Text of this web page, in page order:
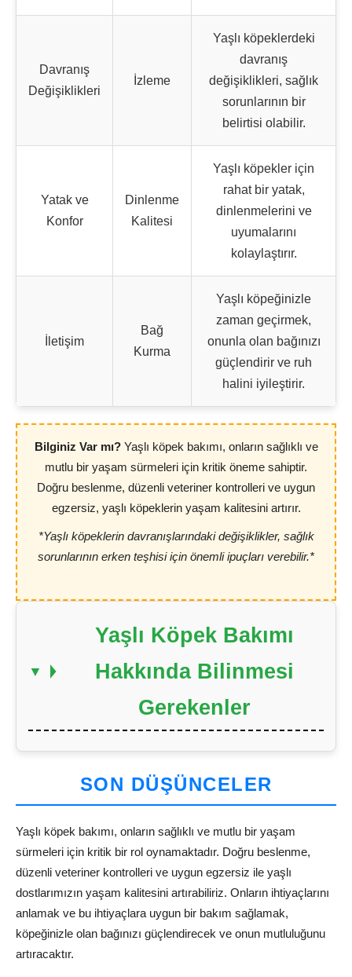
Davranış
Değişiklikleri
İzleme
Yaşlı köpeklerdeki
davranış
değişiklikleri, sağlık
sorunlarının bir
belirtisi olabilir.
Yatak ve
Konfor
Dinlenme
Kalitesi
Yaşlı köpekler için
rahat bir yatak,
dinlenmelerini ve
uyumalarını
kolaylaştırır.
İletişim
Bağ
Kurma
Yaşlı köpeğinizle
zaman geçirmek,
onunla olan bağınızı
güçlendirir ve ruh
halini iyileştirir.
Bilginiz Var mı?Yaşlı köpek bakımı, onların sağlıklı ve
mutlu bir yaşam sürmeleri için kritik öneme sahiptir.
Doğru beslenme, düzenli veteriner kontrolleri ve uygun
egzersiz, yaşlı köpeklerin yaşam kalitesini artırır.
*Yaşlı köpeklerin davranışlarındaki değişiklikler, sağlık
sorunlarının erken teşhisi için önemli ipuçları verebilir.*
Yaşlı Köpek Bakımı
Hakkında Bilinmesi
Gerekenler
SON DÜŞÜNCELER
Yaşlı köpek bakımı, onların sağlıklı ve mutlu bir yaşam
sürmeleri için kritik bir rol oynamaktadır. Doğru beslenme,
düzenli veteriner kontrolleri ve uygun egzersiz ile yaşlı
dostlarımızın yaşam kalitesini artırabiliriz. Onların ihtiyaçlarını
anlamak ve bu ihtiyaçlara uygun bir bakım sağlamak,
köpeğinizle olan bağınızı güçlendirecek ve onun mutluluğunu
artıracaktır.